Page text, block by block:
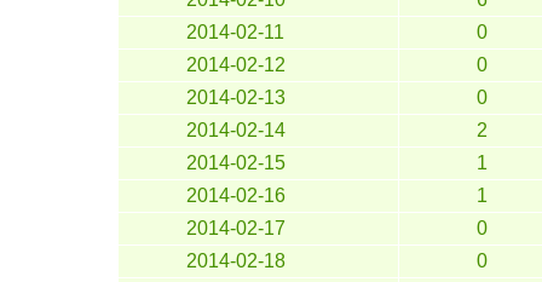
2014-02-11
0
2014-02-12
0
2014-02-13
0
2014-02-14
2
2014-02-15
1
2014-02-16
1
2014-02-17
0
2014-02-18
0